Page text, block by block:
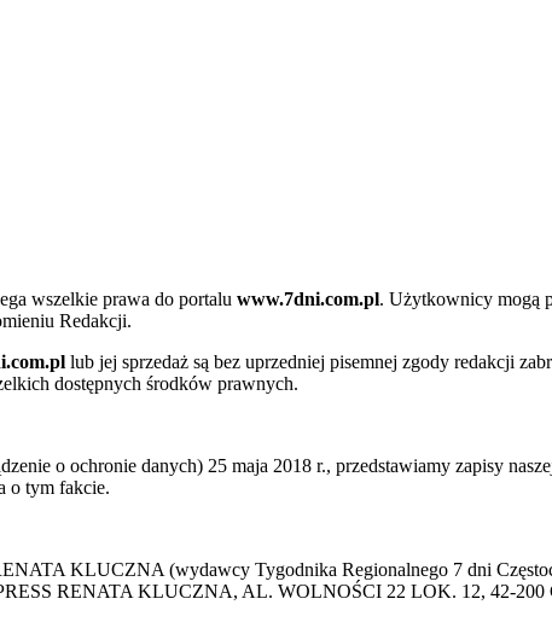
wszelkie prawa do portalu www.7dni.com.pl. Użytkownicy mogą
Redakcji.
lub jej sprzedaż są bez uprzedniej pisemnej zgody redakcji
dostępnych środków prawnych.
o ochronie danych) 25 maja 2018 r., przedstawiamy zapisy
o tym fakcie.
KLUCZNA (wydawcy Tygodnika Regionalnego 7 dni
RENATA KLUCZNA, AL. WOLNOŚCI 22 LOK. 12, 42-